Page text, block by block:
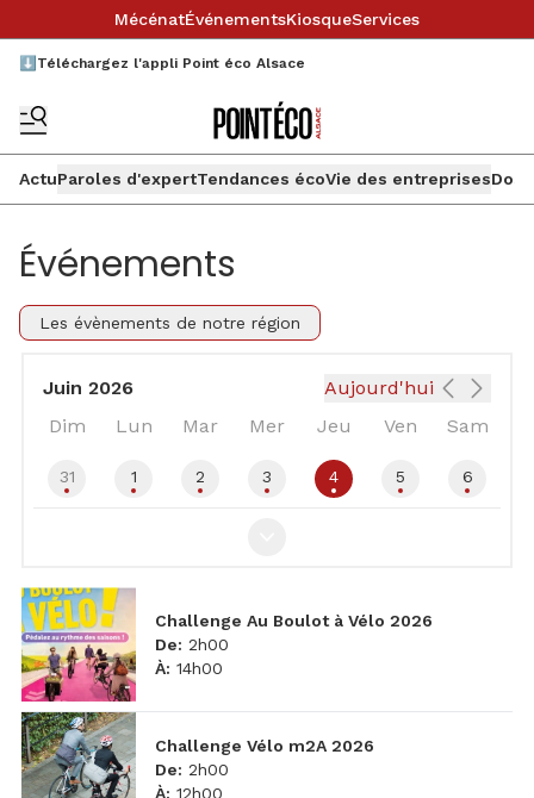
MécénatÉvénementsKiosqueServices
⬇️Téléchargez l'appli Point éco Alsace
ActuParoles d'expertTendances écoVie des entreprises
Événements
Les évènements de notre région
Juin 2026
Aujourd'hui
Dim
Lun Mar Mer Jeu Ven Sam
31 1 2 3 4 5 6
Challenge Au Boulot à Vélo 2026
De: 2h00
À: 14h00
Challenge Vélo m2A 2026
De: 2h00
À: 12h00